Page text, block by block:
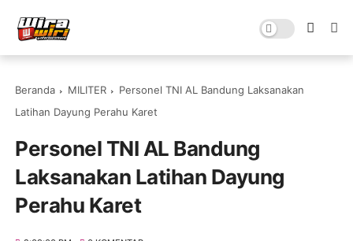
Beranda MILITER
Personel TNI AL Bandung Laksanakan
Latihan Dayung Perahu Karet
Personel TNI AL Bandung
Laksanakan Latihan Dayung
Perahu Karet